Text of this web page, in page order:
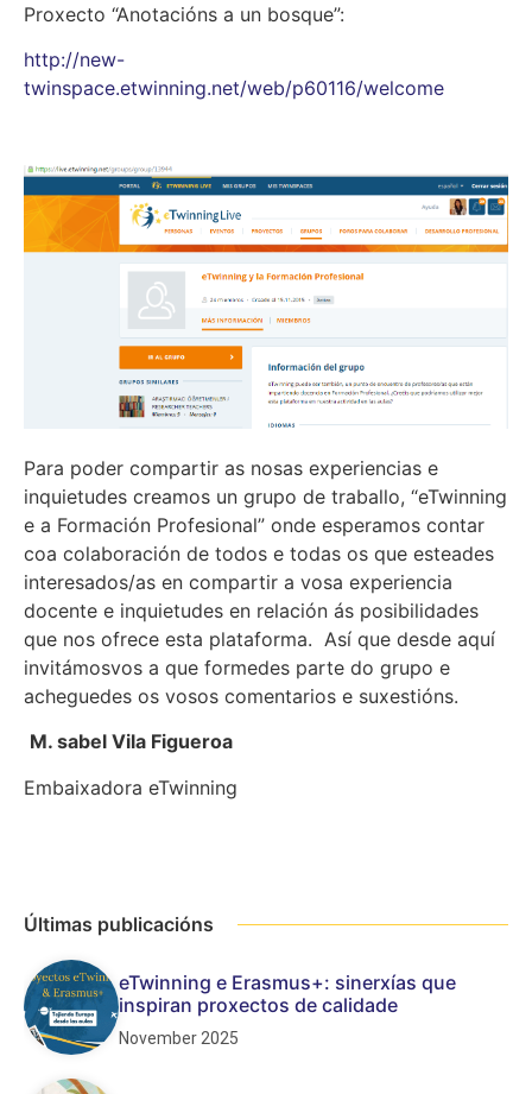
Proxecto “Anotacións a un bosque”:
http://new-
twinspace.etwinning.net/web/p60116/welcome
Para poder compartir as nosas experiencias e
inquietudes creamos un grupo de traballo, “eTwinning
e a Formación Profesional” onde esperamos contar
coa colaboración de todos e todas os que esteades
interesados/as en compartir a vosa experiencia
docente e inquietudes en relación ás posibilidades
que nos ofrece esta plataforma. Así que desde aquí
invitámosvos a que formedes parte do grupo e
acheguedes os vosos comentarios e suxestións.
M. sabel Vila Figueroa
Embaixadora eTwinning
Últimas publicacións
eTwinning e Erasmus+: sinerxías que
inspiran proxectos de calidade
November 2025